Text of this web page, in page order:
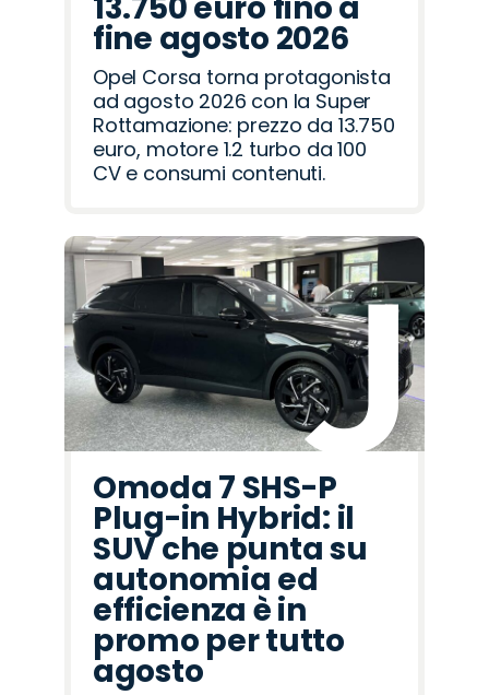
13.750 euro fino a
fine agosto 2026
Opel Corsa torna protagonista
ad agosto 2026 con la Super
Rottamazione: prezzo da 13.750
euro, motore 1.2 turbo da 100
CV e consumi contenuti.
Omoda 7 SHS-P
Plug-in Hybrid: il
SUV che punta su
autonomia ed
efficienza è in
promo per tutto
agosto